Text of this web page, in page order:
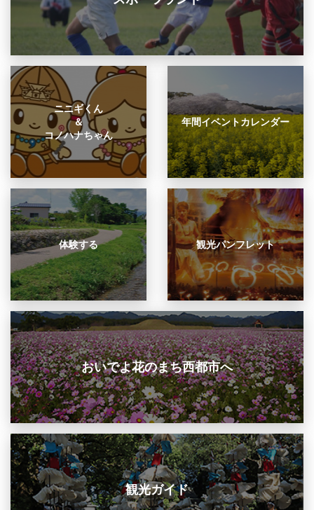
ニニギくん
＆
コノハナちゃん
年間イベントカレンダー
体験する 観光パンフレット
おいでよ花のまち西都市へ
観光ガイド